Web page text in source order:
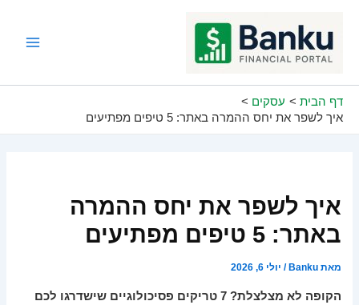
דף הבית
עסקים
איך לשפר את יחס ההמרה באתר: 5 טיפים מפתיעים
איך לשפר את יחס ההמרה
באתר: 5 טיפים מפתיעים
מאתBanku
/ יולי 6, 2026
הקופה לא מצלצלת? 7 טריקים פסיכולוגיים שישדרגו לכם